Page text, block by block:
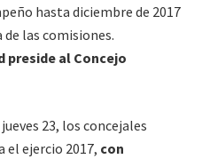
hasta diciembre de 2017
las comisiones.
preside al Concejo
23, los concejales
el ejercio 2017, con